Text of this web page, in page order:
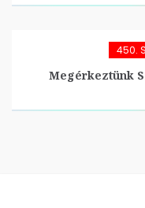
450.
Megérkeztünk